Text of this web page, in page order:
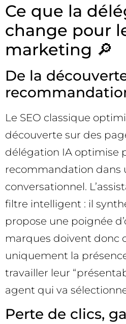
Ce que la
change pour
marketing 🔎
De la
Le SEO classique
découverte sur des
délégation IA optimise
recommandation dans
conversationnel.
filtre intelligent : il
propose une poignée
marques doivent donc
uniquement la
travailler leur
agent qui va
Perte de clics,